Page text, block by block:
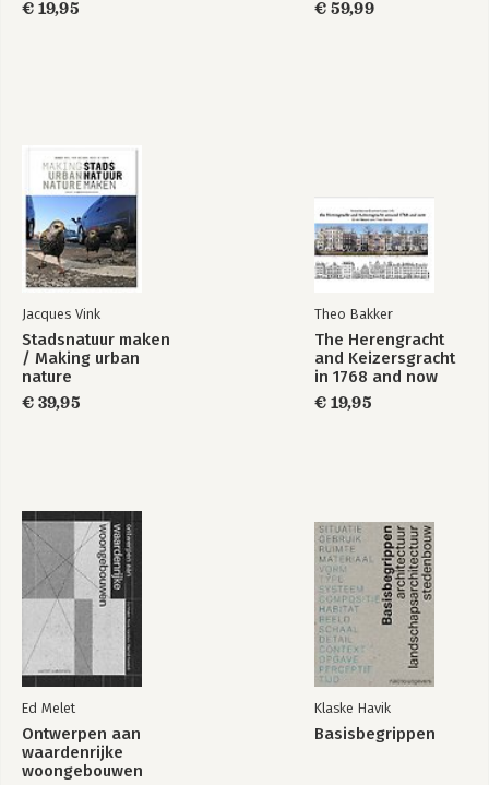
€ 19,95 € 59,99
Jacques Vink
Stadsnatuur maken
/ Making urban
nature
€ 39,95
Theo Bakker
The Herengracht
and Keizersgracht
in 1768 and now
€ 19,95
Ed Melet
Ontwerpen aan
waardenrijke
woongebouwen
Klaske Havik
Basisbegrippen